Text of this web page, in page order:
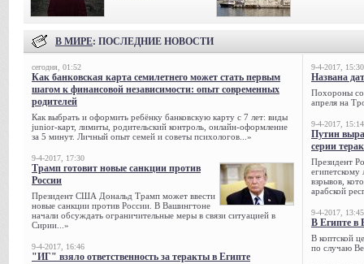
В МИРЕ: ПОСЛЕДНИЕ НОВОСТИ
сегодня, 01:52
Как банковская карта семилетнего может стать первым
шагом к финансовой независимости: опыт современных
родителей
Как выбрать и оформить ребёнку банковскую карту с 7 лет: виды
junior-карт, лимиты, родительский контроль, онлайн-оформление
за 5 минут. Личный опыт семей и советы психологов...»
9-4-2017, 17:30
Трамп готовит новые санкции против
России
Президент США Дональд Трамп может ввести
новые санкции против России. В Вашингтоне
начали обсуждать ограничительные меры в связи ситуацией в
Сирии...»
9-4-2017, 16:46
"ИГ" взяло ответственность за теракты в Египте
9-4-2017, 15:30
Названа
Похороны
апреля на
9-4-2017, 15:14
Путин
серии
Президент
египетскому
взрывов,
арабской
9-4-2017, 13:45
В Египте в
В коптской
по случаю